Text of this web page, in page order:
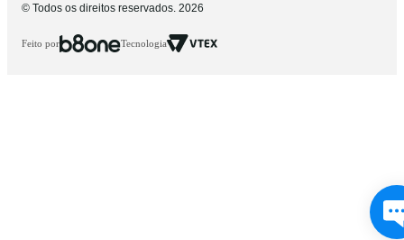
© Todos os direitos reservados. 2026
Feito por Tecnologia